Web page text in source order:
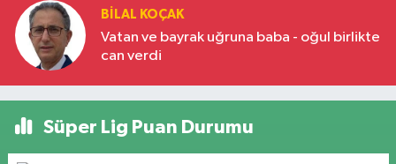
BILAL KOÇAK
Vatan ve bayrak uğruna baba - oğul birlikte
can verdi
Süper Lig Puan Durumu